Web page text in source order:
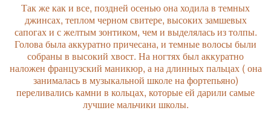
Так же как и все, поздней осенью она ходила в темных
джинсах, теплом черном свитере, высоких замшевых
сапогах и с желтым зонтиком, чем и выделялась из толпы.
Голова была аккуратно причесана, и темные волосы были
собраны в высокий хвост. На ногтях был аккуратно
наложен французский маникюр, а на длинных пальцах ( она
занималась в музыкальной школе на фортепьяно)
переливались камни в кольцах, которые ей дарили самые
лучшие мальчики школы.